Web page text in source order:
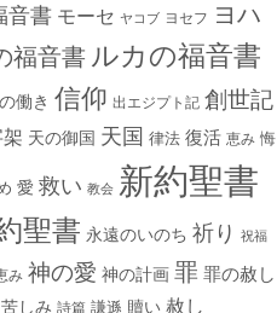
音書 モーセ ヤコブ ヨセフ ヨハ
福音書 ルカの福音書
働き 信仰 出エジプト記 創世記
天の御国 天国 律法 復活 恵み 悔
愛 救い 教会 新約聖書
聖書 永遠のいのち 祈り 祝福
み 神の愛 神の計画 罪 罪の赦し
苦しみ 詩篇 謙遜 贖い 赦し